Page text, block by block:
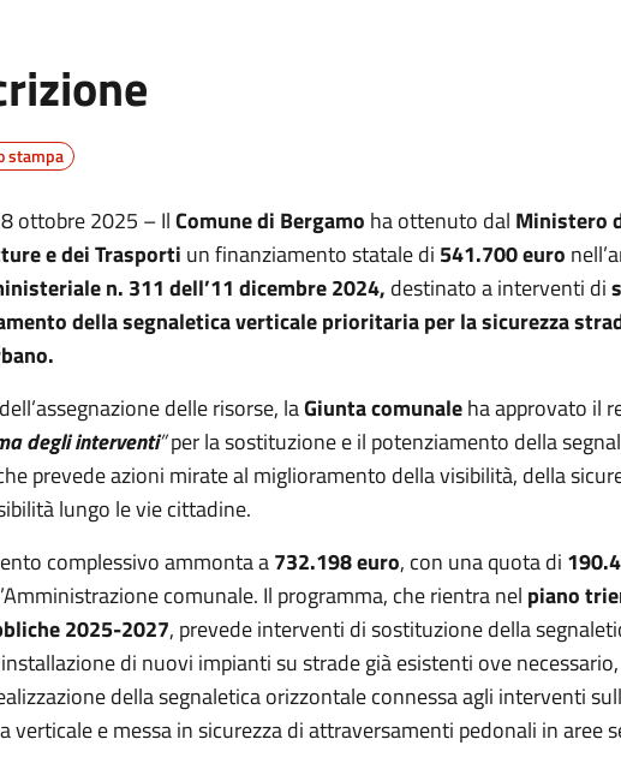
stampa
ottobre 2025 – IlComune di Bergamo ha ottenuto dal Ministero
e dei Trasporti un finanziamento statale di 541.700 euro
n. 311 dell’11 dicembre 2024, destinato a interventi di
della segnaletica verticale prioritaria per la sicurezza
delle risorse, laGiunta comunaleha approvato il
degli interventi”per la sostituzione e il potenziamento della
prevede azioni mirate al miglioramento della visibilità, della
lungo le vie cittadine.
complessivo ammonta a732.198 euro, con una quota di
comunale. Il programma, che rientra nel piano
2025-2027, prevede interventi di sostituzione della
di nuovi impianti su strade già esistenti ove
della segnaletica orizzontale connessa agli interventi
verticale e messa in sicurezza di attraversamenti pedonali in aree